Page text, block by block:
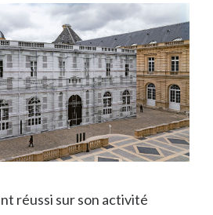
réussi sur son activité